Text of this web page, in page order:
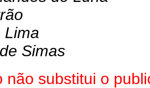
Lima
Simas
não substitui o